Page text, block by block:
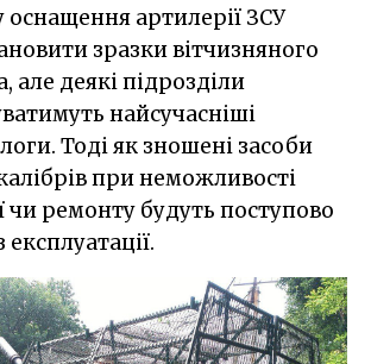
оснащення артилерії ЗСУ
зразки вітчизняного
але деякі підрозділи
найсучасніші
Тоді як зношені засоби
при неможливості
чи ремонту будуть поступово